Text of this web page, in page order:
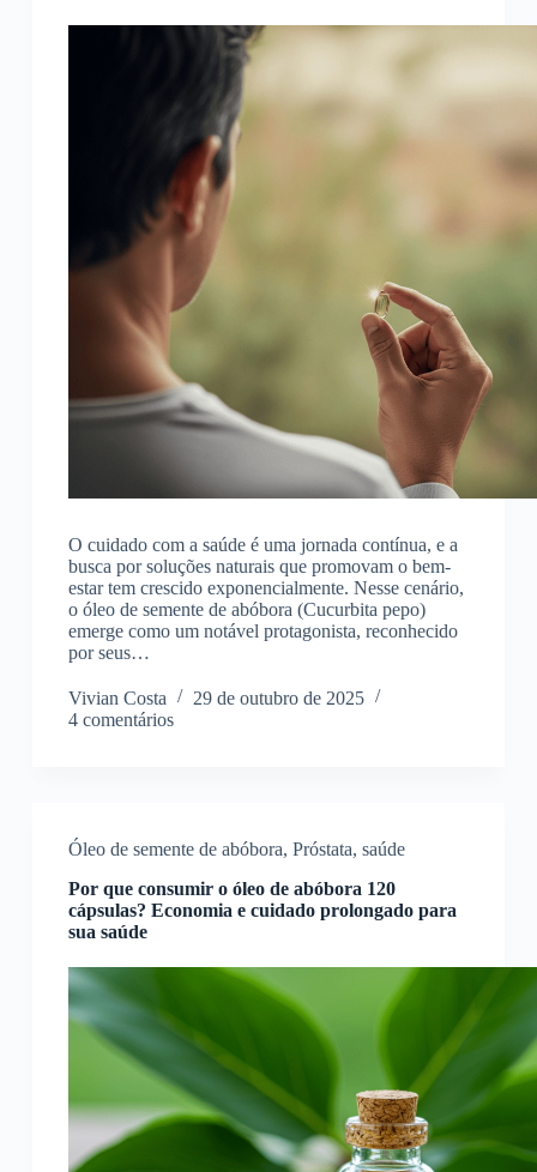
O cuidado com a saúde é uma jornada contínua, e a
busca por soluções naturais que promovam o bem-
estar tem crescido exponencialmente. Nesse cenário,
o óleo de semente de abóbora (Cucurbita pepo)
emerge como um notável protagonista, reconhecido
por seus…
Vivian Costa
29 de outubro de 2025
4 comentários
Óleo de semente de abóbora, Próstata, saúde
Por que consumir o óleo de abóbora 120
cápsulas? Economia e cuidado prolongado para
sua saúde